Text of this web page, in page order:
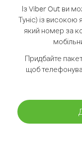
Із Viber Out ви
Туніс) із високою
який номер за
Придбайте
щоб